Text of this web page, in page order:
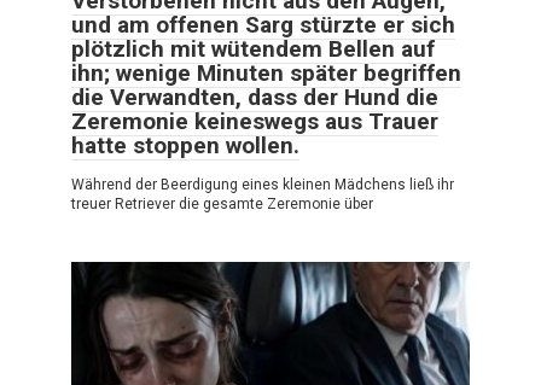
und am offenen Sarg stürzte er sich
plötzlich mit wütendem Bellen auf
ihn; wenige Minuten später begriffen
die Verwandten, dass der Hund die
Zeremonie keineswegs aus Trauer
hatte stoppen wollen.
Während der Beerdigung eines kleinen Mädchens ließ ihr
treuer Retriever die gesamte Zeremonie über